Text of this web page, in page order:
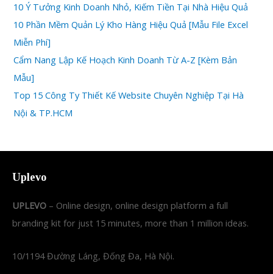
10 Ý Tưởng Kinh Doanh Nhỏ, Kiếm Tiền Tại Nhà Hiệu Quả
10 Phần Mềm Quản Lý Kho Hàng Hiệu Quả [Mẫu File Excel
Miễn Phí]
Cẩm Nang Lập Kế Hoạch Kinh Doanh Từ A-Z [Kèm Bản
Mẫu]
Top 15 Công Ty Thiết Kế Website Chuyên Nghiệp Tại Hà
Nội & TP.HCM
Uplevo
UPLEVO – Online design, online design platform a full
branding kit for just 15 minutes, more than 1 million ideas.
10/1194 Đường Láng, Đống Đa, Hà Nội.